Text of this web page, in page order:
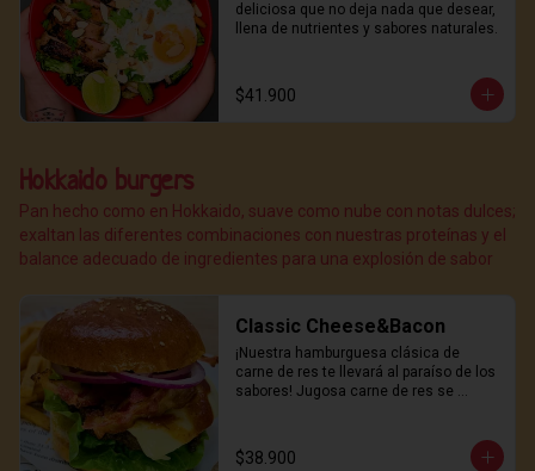
deliciosa que no deja nada que desear,
llena de nutrientes y sabores naturales.
$41.900
Hokkaido burgers
Pan hecho como en Hokkaido, suave como nube con notas dulces;
exaltan las diferentes combinaciones con nuestras proteínas y el
balance adecuado de ingredientes para una explosión de sabor
Classic Cheese&Bacon
¡Nuestra hamburguesa clásica de
carne de res te llevará al paraíso de los
sabores! Jugosa carne de res se
suave pan hokkaido y coronado con
nuestra deliciosa salsa de la casa.
$38.900